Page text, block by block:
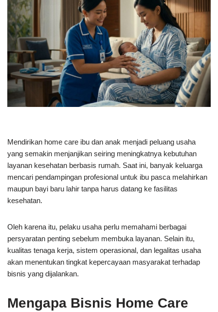
Mendirikan home care ibu dan anak menjadi peluang usaha
yang semakin menjanjikan seiring meningkatnya kebutuhan
layanan kesehatan berbasis rumah. Saat ini, banyak keluarga
mencari pendampingan profesional untuk ibu pasca melahirkan
maupun bayi baru lahir tanpa harus datang ke fasilitas
kesehatan.
Oleh karena itu, pelaku usaha perlu memahami berbagai
persyaratan penting sebelum membuka layanan. Selain itu,
kualitas tenaga kerja, sistem operasional, dan legalitas usaha
akan menentukan tingkat kepercayaan masyarakat terhadap
bisnis yang dijalankan.
Mengapa Bisnis Home Care